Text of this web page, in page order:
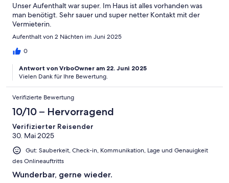
Unser Aufenthalt war super. Im Haus ist alles vorhanden was
man benötigt. Sehr sauer und super netter Kontakt mit der
Vermieterin.
Aufenthalt von 2 Nächten im Juni 2025
0
Antwort von VrboOwner am 22. Juni 2025
Vielen Dank für Ihre Bewertung.
Verifizierte Bewertung
10/10 – Hervorragend
Verifizierter Reisender
30. Mai 2025
Gut: Sauberkeit, Check-in, Kommunikation, Lage und Genauigkeit
des Onlineauftritts
Wunderbar, gerne wieder.